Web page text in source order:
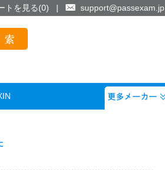
トを見る(0) | support@passexam.jp